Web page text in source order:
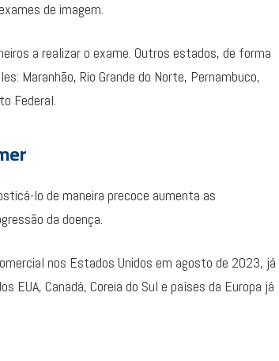
de imagem.
a realizar o exame. Outros estados, de forma
Maranhão, Rio Grande do Norte, Pernambuco,
Federal.
lo de maneira precoce aumenta as
da doença.
nos Estados Unidos em agosto de 2023, já
Canadá, Coreia do Sul e países da Europa já